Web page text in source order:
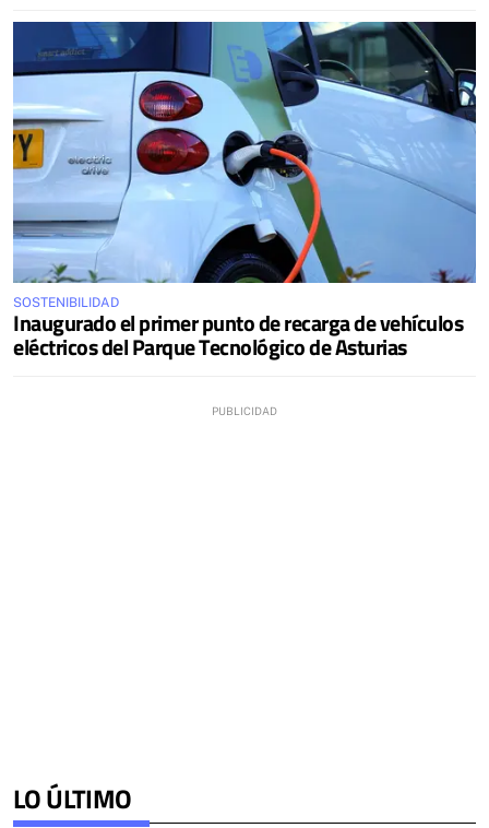
SOSTENIBILIDAD
Inaugurado el primer punto de recarga de vehículos
eléctricos del Parque Tecnológico de Asturias
LO ÚLTIMO